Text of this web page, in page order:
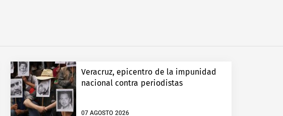
Veracruz, epicentro de la impunidad
nacional contra periodistas
07 AGOSTO 2026